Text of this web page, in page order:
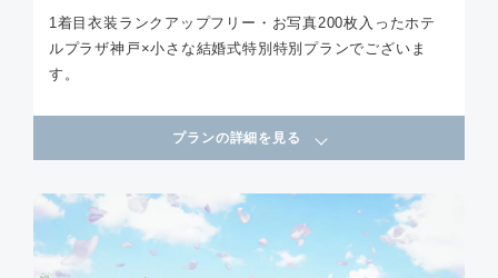
1着目衣装ランクアップフリー・お写真200枚入ったホテ
ルプラザ神戸×小さな結婚式特別特別プランでございま
す。
プランの詳細を見る